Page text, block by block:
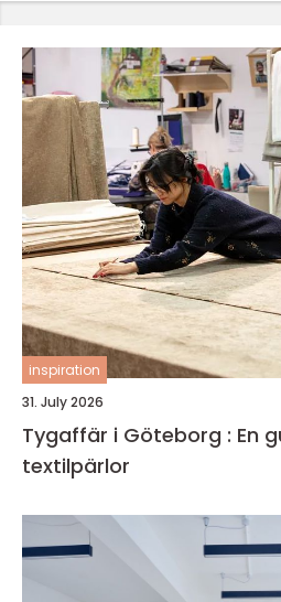
inspiration
31. July 2026
Tygaffär i Göteborg : En
textilpärlor